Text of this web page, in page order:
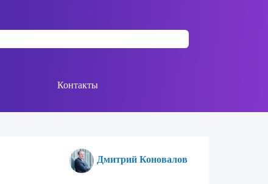
Контакты
Дмитрий Коновалов